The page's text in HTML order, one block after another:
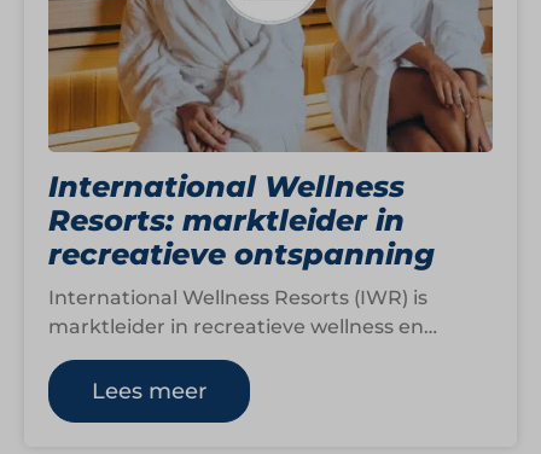
International Wellness
Resorts: marktleider in
recreatieve ontspanning
International Wellness Resorts (IWR) is
marktleider in recreatieve wellness en
vertegenwoordigt dertien toonaangevende
wellnessbedrijven in Nederland, België en
Duitsland. Gasten…
Lees meer